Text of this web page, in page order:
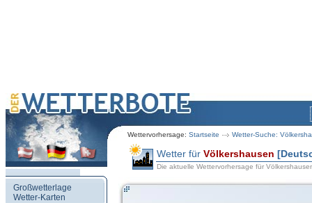
Wettervorhersage: Startseite Wetter-Suche:
Großwetterlage
Wetter-Karten
Wetter für Völkershausen
Die aktuelle Wettervorhersage für